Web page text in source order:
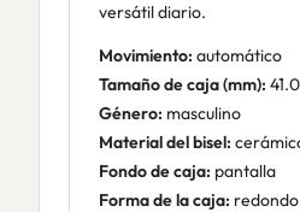
versátil diario.
Movimiento: automático
Tamaño de caja (mm): 41.0
Género: masculino
Material del bisel:
Fondo de caja: pantalla
Forma de la caja: redondo